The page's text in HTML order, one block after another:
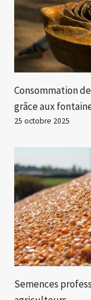
Consommation
grâce aux
25 octobre 2025
Semences